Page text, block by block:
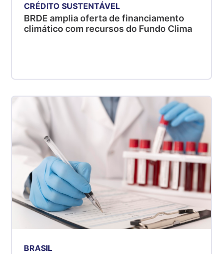
CRÉDITO SUSTENTÁVEL
BRDE amplia oferta de financiamento
climático com recursos do Fundo Clima
BRASIL